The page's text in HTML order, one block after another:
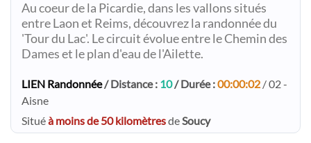
Au coeur de la Picardie, dans les vallons situés
entre Laon et Reims, découvrez la randonnée du
'Tour du Lac'. Le circuit évolue entre le Chemin des
Dames et le plan d'eau de l'Ailette.
LIEN Randonnée/ Distance : 10/ Durée :00:00:02 / 02 -
Aisne
Situéà moins de 50 kilomètresdeSoucy